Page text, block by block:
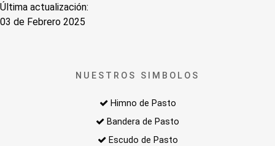
Última actualización:
03 de Febrero 2025
NUESTROS SIMBOLOS
Himno de Pasto
Bandera de Pasto
Escudo de Pasto